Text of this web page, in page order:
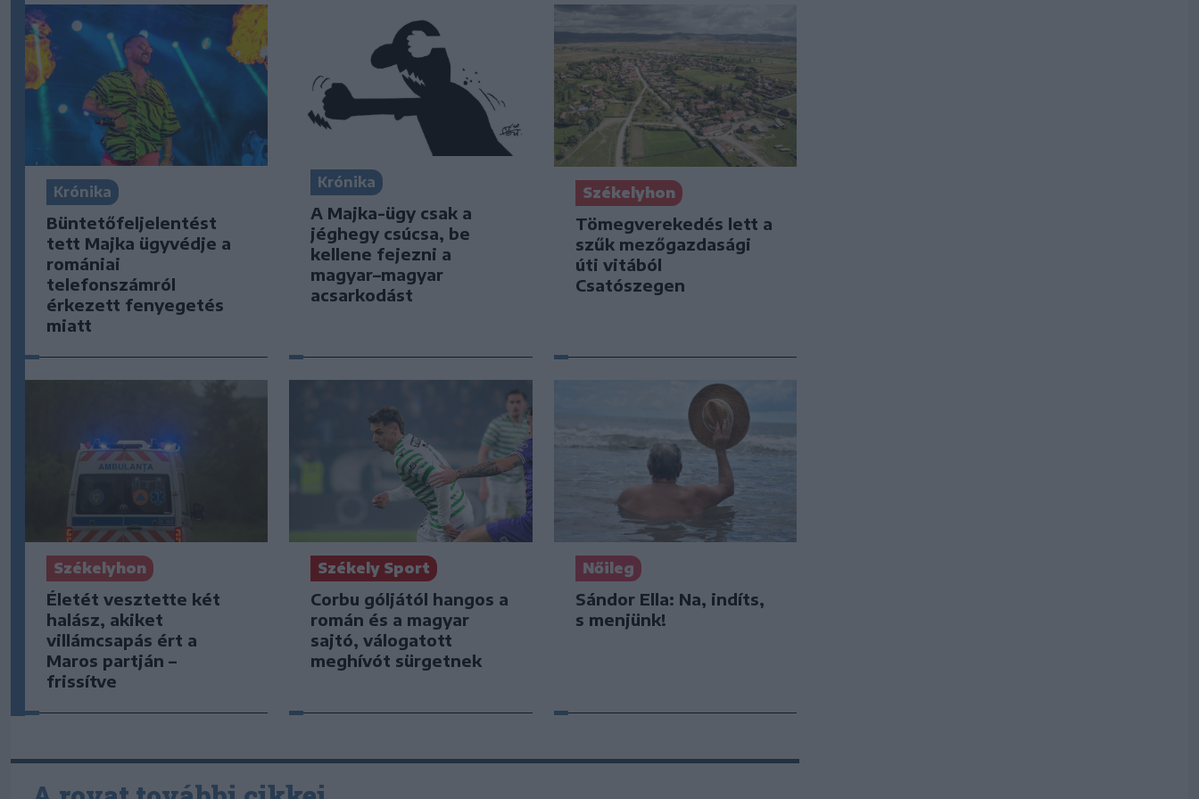
Krónika
Büntetőfeljelentést
tett Majka ügyvédje a
romániai
telefonszámról
érkezett fenyegetés
miatt
Krónika
A Majka-ügy csak a
jéghegy csúcsa, be
kellene fejezni a
magyar–magyar
acsarkodást
Székelyhon
Tömegverekedés lett a
szűk mezőgazdasági
úti vitából
Csatószegen
Székelyhon
Életét vesztette két
halász, akiket
villámcsapás ért a
Maros partján –
frissítve
Székely Sport
Corbu góljától hangos a
román és a magyar
sajtó, válogatott
meghívót sürgetnek
Nőileg
Sándor Ella: Na, indíts,
s menjünk!